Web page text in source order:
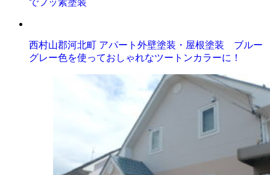
でフッ素塗装
西村山郡河北町 アパート外壁塗装・屋根塗装 ブルー
グレー色を使っておしゃれなツートンカラーに！